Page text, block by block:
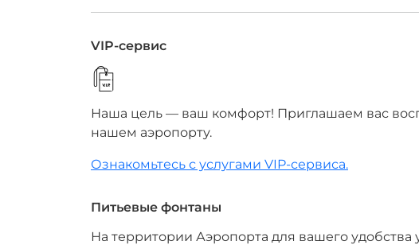
VIP-сервис
Наша цель — ваш комфорт! Приглашаем вас
нашем аэропорту.
Ознакомьтесь с услугами VIP-сервиса.
Питьевые фонтаны
На территории Аэропорта для вашего